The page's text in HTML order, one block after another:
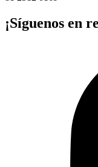
¡Síguenos en